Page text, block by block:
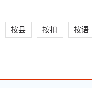
按县 按扣 按语